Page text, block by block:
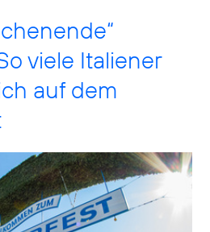
viele Italiener
auf dem